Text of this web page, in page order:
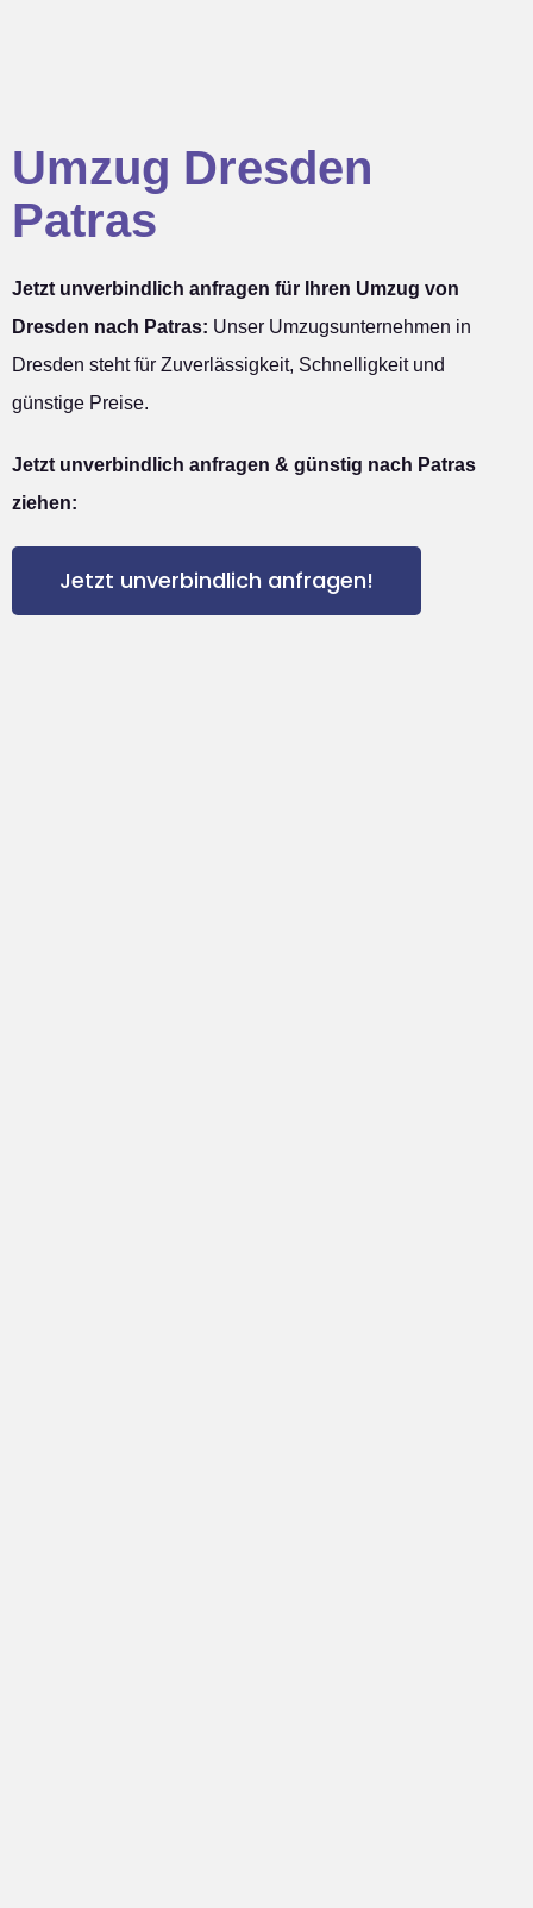
Umzug Dresden
Patras
Jetzt unverbindlich anfragen für Ihren Umzug von
Dresden nach Patras: Unser Umzugsunternehmen in
Dresden steht für Zuverlässigkeit, Schnelligkeit und
günstige Preise.
Jetzt unverbindlich anfragen & günstig nach Patras
ziehen:
Jetzt unverbindlich anfragen!